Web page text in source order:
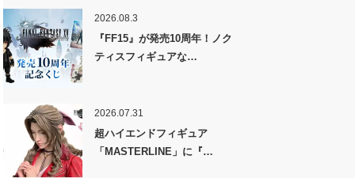
2026.08.3
『FF15』が発売10周年！ノク
ティスフィギュアな…
2026.07.31
超ハイエンドフィギュア
「MASTERLINE」に『…